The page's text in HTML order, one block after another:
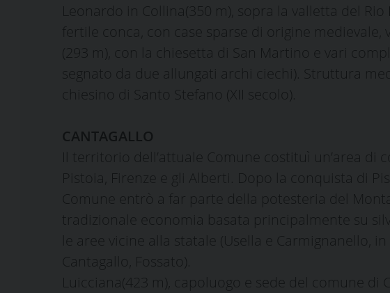
Leonardo in Collina(350 m), sopra la valletta del
fertile conca, con case sparse di origine medievale,
(293 m), con la chiesetta di San Martino e vari
segnato da due allungati archi ciechi). Struttura
chiesino di Santo Stefano (XII secolo).
CANTAGALLO
Il territorio dell’attuale Comune costituì un’area di
Pistoia, Firenze e gli Alberti. Dopo la conquista di
Comune entrò a far parte della potesteria del
tradizionale economia basata principalmente su
le aree vicine alla statale (Usella e Carmignanello,
Cantagallo, Fossato).
Luicciana(423 m), capoluogo e sede del comune di